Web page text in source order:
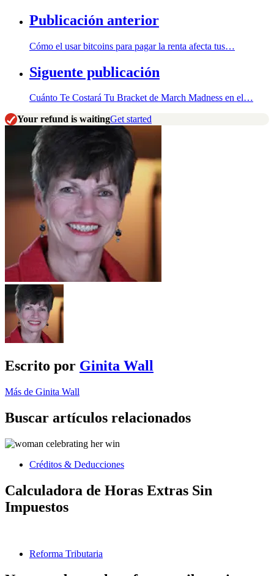
Publicación anterior
Cómo el usar bitcoins para pagar la renta afecta tus…
Siguente publicación
Cuánto Te Costará Tu Bracket de March Madness en el…
Your refund is waitingGet started
Escrito por Ginita Wall
Más de Ginita Wall
Buscar artículos relacionados
Créditos & Deducciones
Calculadora de Horas Extras Sin
Impuestos
Reforma Tributaria